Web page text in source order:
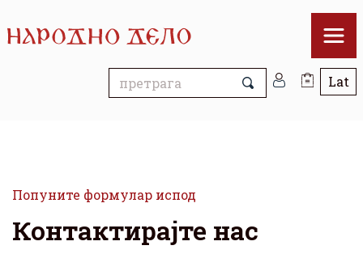
Попуните формулар испод
Контактирајте нас